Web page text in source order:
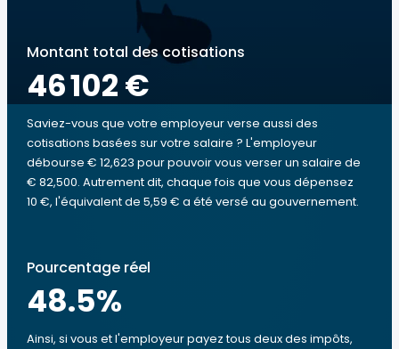
Montant total des cotisations
46 102 €
Saviez-vous que votre employeur verse aussi des
cotisations basées sur votre salaire ? L'employeur
débourse € 12,623 pour pouvoir vous verser un salaire de
€ 82,500. Autrement dit, chaque fois que vous dépensez
10 €, l'équivalent de 5,59 € a été versé au gouvernement.
Pourcentage réel
48.5%
Ainsi, si vous et l'employeur payez tous deux des impôts,